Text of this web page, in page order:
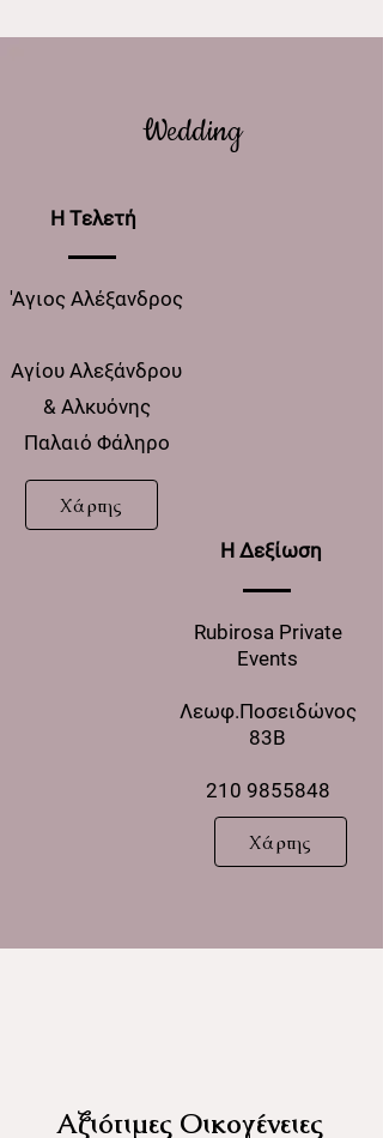
Wedding
Η Tελετή
'Αγιος Αλέξανδρος
Αγίου Αλεξάνδρου
& Αλκυόνης
Παλαιό Φάληρο
Χάρτης
Η Δεξίωση
Rubirosa Private
Events
Λεωφ.Ποσειδώνος
83B
210 9855848
Χάρτης
Αξιότιμες Οικογένειες